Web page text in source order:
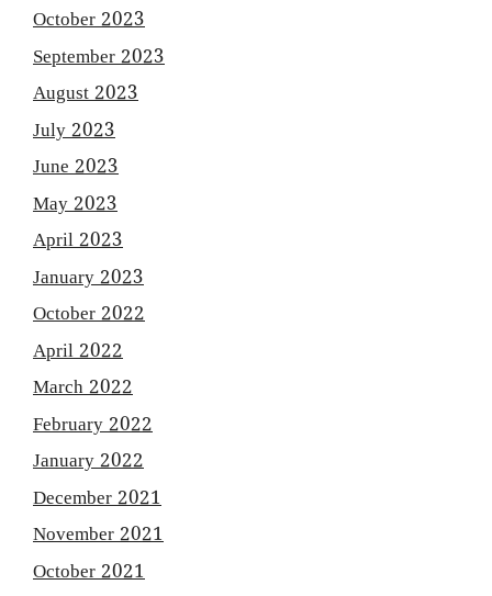
October 2023
September 2023
August 2023
July 2023
June 2023
May 2023
April 2023
January 2023
October 2022
April 2022
March 2022
February 2022
January 2022
December 2021
November 2021
October 2021